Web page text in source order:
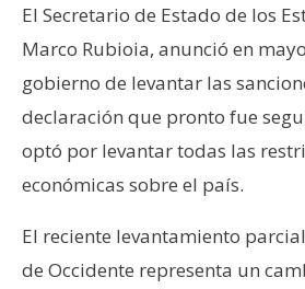
n
s
a
T
e
a
s
El Secretario de Estado de los
Marco Rubioia, anunció en
gobierno de levantar las
declaración que pronto fue
optó por levantar todas las
económicas sobre el país.
El reciente levantamiento
de Occidente representa un